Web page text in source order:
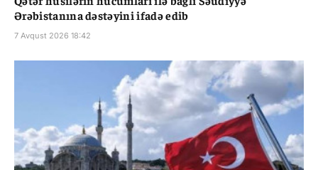
Ərəbistanına dəstəyini ifadə edib
7 Avqust 2026 18:42